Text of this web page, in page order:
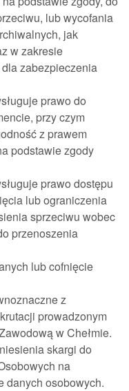
lub wycofania
jak
w zakresie
zabezpieczenia
prawo do
przy czym
z prawem
podstawie zgody
prawo dostępu
lub ograniczenia
sprzeciwu wobec
przenoszenia
lub cofnięcie
z
prowadzonym
w Chełmie.
skargi do
na
danych osobowych.